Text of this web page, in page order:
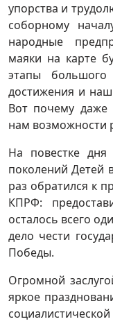
упорства и
соборному
народные
маяки на карте
этапы
достижения и
Вот почему даже
нам возможности
На повестке дня
поколений Детей
раз обратился к
КПРФ:
осталось всего
дело чести
Победы.
Огромной
яркое